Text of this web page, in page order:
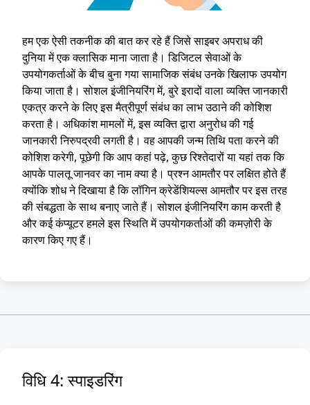
हम एक ऐसी तकनीक की बात कर रहे हैं जिसे साइबर अपराध की
दुनिया में एक क्लासिक माना जाता है। डिजिटल सेवाओं के
उपयोगकर्ताओं के बीच बुना गया सामाजिक संबंध उनके खिलाफ उपयोग
किया जाता है। सोशल इंजीनियरिंग में, बुरे इरादों वाला व्यक्ति जानकारी
एकत्र करने के लिए इस मैत्रीपूर्ण संबंध का लाभ उठाने की कोशिश
करता है। अधिकांश मामलों में, इस व्यक्ति द्वारा अनुरोध की गई
जानकारी निरुपद्रवी लगती है। वह आपकी जन्म तिथि पता करने की
कोशिश करेगी, पूछेगी कि आप कहां पढ़े, कुछ रिश्तेदारों या यहां तक कि
आपके पालतू जानवर का नाम क्या है। प्रश्न आमतौर पर लक्षित होते हैं
क्योंकि शोध ने दिखाया है कि लॉगिन क्रेडेंशियल्स आमतौर पर इस तरह
की संबद्धता के साथ बनाए जाते हैं। सोशल इंजीनियरिंग काम करती है
और कई कंप्यूटर हमले इस स्थिति में उपयोगकर्ताओं की कमज़ोरी के
कारण किए गए हैं।
विधि 4: स्पाइडरिंग